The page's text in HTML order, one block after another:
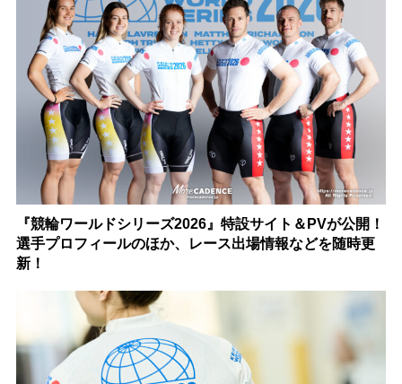
『競輪ワールドシリーズ2026』特設サイト＆PVが公開！
選手プロフィールのほか、レース出場情報などを随時更
新！